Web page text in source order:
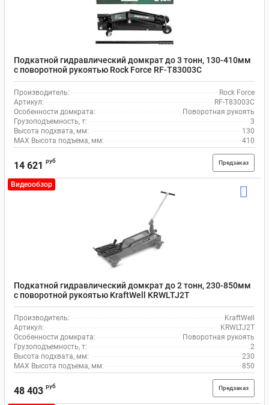
Подкатной гидравлический домкрат до 3 тонн, 130-410мм
с поворотной рукоятью Rock Force RF-T83003С
Производитель:
Rock Force
Артикул:
RF-T83003С
Особенности домкрата:
Поворотная рукоять
Грузоподъемность, т:
3
Высота подхвата, мм:
130
MAX Высота подъема, мм:
410
14 621 руб Предзаказ
Видеообзор
Подкатной гидравлический домкрат до 2 тонн, 230-850мм
с поворотной рукоятью KraftWell KRWLTJ2T
Производитель:
KraftWell
Артикул:
KRWLTJ2T
Особенности домкрата:
Поворотная рукоять
Грузоподъемность, т:
2
Высота подхвата, мм:
230
MAX Высота подъема, мм:
850
48 403 руб Предзаказ